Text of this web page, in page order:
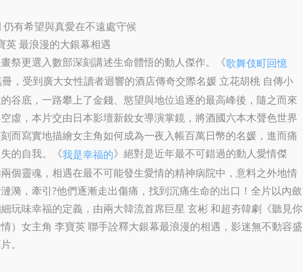
有希望與真愛在不遠處守候
英 最浪漫的大銀幕相遇
祭更選入數部深刻講述生命體悟的動人傑作。《歌舞伎町回憶
，受到廣大女性讀者迴響的酒店傳奇交際名媛 立花胡桃 自傳小
谷底，一路攀上了金錢、慾望與地位追逐的最高峰後，隨之而來
虛，本片交由日本影壇新銳女導演掌鏡，將酒國六本木聲色世界
而寫實地描繪女主角如何成為一夜入帳百萬日幣的名媛，進而痛
的自我。《我是幸福的》絕對是近年最不可錯過的動人愛情傑
個靈魂，相遇在最不可能發生愛情的精神病院中，意料之外地情
漪，牽引?他們逐漸走出傷痛，找到沉痛生命的出口！全片以內斂
玩味幸福的定義，由兩大韓流首席巨星 玄彬 和超夯韓劇《聽見你
）女主角 李寶英 聯手詮釋大銀幕最浪漫的相遇，影迷無不動容盛
。